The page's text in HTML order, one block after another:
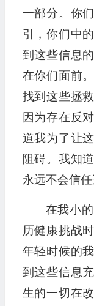
一部分。你
引，你们中
到这些信息
在你们面前
找到这些拯
因为存在反
道我为了让
阻碍。我知
永远不会信任
在我小
历健康挑战
年轻时候的
到这些信息
生的一切在